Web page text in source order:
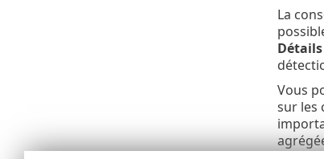
La
Détails
Vous
sur les